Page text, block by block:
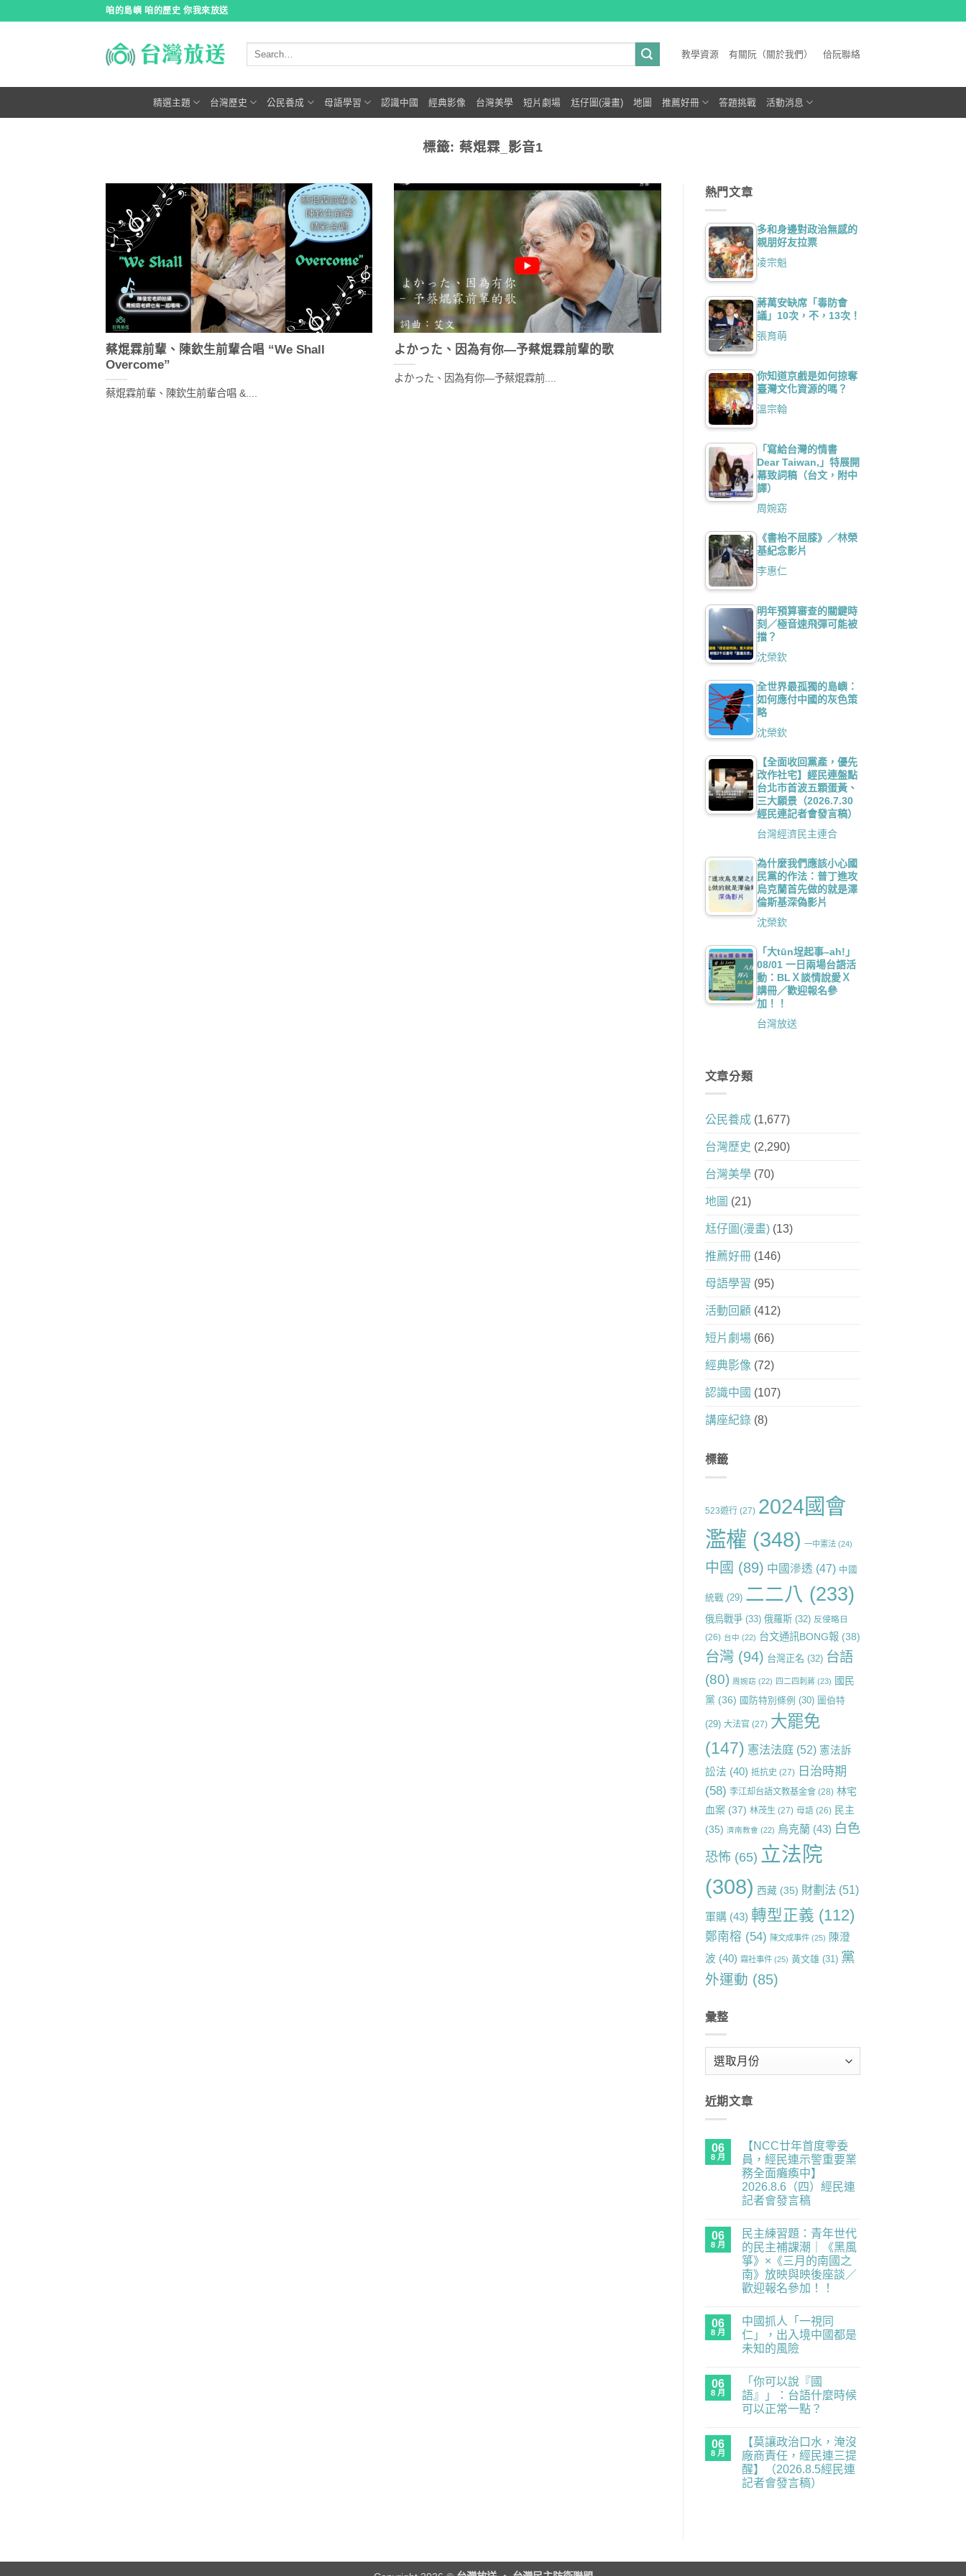
咱的島嶼 咱的歷史 你我來放送
教學資源 有關阮（關於我們） 佮阮聯絡
精選主題 台灣歷史 公民養成 母語學習 認識中國 經典影像 台灣美學 短片劇場 尪仔圖(漫畫) 地圖 推薦好冊 答題挑戰 活動消息
標籤:蔡焜霖_影音1
蔡焜霖前輩、陳欽生前輩合唱 “We Shall
Overcome”
蔡焜霖前輩、陳欽生前輩合唱 &....
よかった、因為有你—予蔡焜霖前輩的歌
よかった、因為有你—予蔡焜霖前....
熱門文章
多和身邊對政治無感的
親朋好友拉票
凌宗魁
蔣萬安缺席「毒防會
議」10次，不，13次！
張育萌
你知道京戲是如何掠奪
臺灣文化資源的嗎？
溫宗翰
「寫給台灣的情書
Dear Taiwan,」特展開
幕致詞稿（台文，附中
譯）
周婉窈
《書枱不屈膝》／林榮
基紀念影片
李惠仁
明年預算審查的關鍵時
刻／極音速飛彈可能被
擋？
沈榮欽
全世界最孤獨的島嶼：
如何應付中國的灰色策
略
沈榮欽
【全面收回黨產，優先
改作社宅】經民連盤點
台北市首波五顆蛋黃、
三大願景（2026.7.30
經民連記者會發言稿）
台灣經濟民主連合
為什麼我們應該小心國
民黨的作法：普丁進攻
烏克蘭首先做的就是澤
倫斯基深偽影片
沈榮欽
「大tūn埕起事–ah!」
08/01 一日兩場台語活
動：BLＸ談情說愛Ｘ
講冊／歡迎報名參
加！！
台灣放送
文章分類
公民養成(1,677)
台灣歷史 (2,290)
台灣美學(70)
地圖 (21)
尪仔圖(漫畫)(13)
推薦好冊(146)
母語學習 (95)
活動回顧 (412)
短片劇場(66)
經典影像 (72)
認識中國 (107)
講座紀錄(8)
標籤
523遊行(27) 2024國會
濫權 (348) 一中憲法(24)
中國 (89) 中國滲透 (47) 中國
統戰(29) 二二八 (233)
俄烏戰爭(33) 俄羅斯(32) 反侵略日
(26) 台中 (22) 台文通訊BONG報(38)
台灣(94) 台灣正名 (32) 台語
(80) 周婉窈 (22) 四二四刺蔣(23) 國民
黨 (36) 國防特別條例 (30) 圖伯特
(29) 大法官(27) 大罷免
(147) 憲法法庭(52) 憲法訴
訟法 (40) 抵抗史 (27) 日治時期
(58) 李江却台語文教基金會(28) 林宅
血案(37) 林茂生 (27) 母語(26) 民主
(35) 濟南教會 (22) 烏克蘭(43) 白色
恐怖 (65) 立法院
(308) 西藏(35) 財劃法(51)
軍購(43) 轉型正義 (112)
鄭南榕 (54) 陳文成事件(25) 陳澄
波 (40) 霧社事件(25) 黃文雄(31) 黨
外運動 (85)
彙整
近期文章
06
8 月
【NCC廿年首度零委
員，經民連示警重要業
務全面癱瘓中】
2026.8.6（四）經民連
記者會發言稿
廿
年
首
度
零
委
員，
連
示
警
重
要
面
癱
瘓
民
連
記
者
會
留
言
06
8 月
民主練習題：青年世代
的民主補課潮｜《黑風
箏》×《三月的南國之
南》放映與映後座談／
歡迎報名參加！！
主
練
習
題：
的
民
主
｜
《黑
風
箏》
×《三
映
留
言
06
8 月
中國抓人「一視同
仁」，出入境中國都是
未知的風險
抓
人
「一
仁」，
入
境
中
國
言
06
8 月
「你可以說『國
語』」：台語什麼時候
可以正常一點？
以
說
『國
語』」：
台
正
言
06
8 月
【莫讓政治口水，淹沒
廠商責任，經民連三提
醒】（2026.8.5經民連
記者會發言稿）
淹